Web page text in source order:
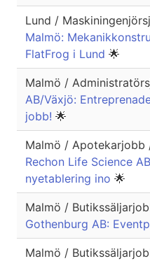
Lund /
Malmö:
FlatFrog i Lund 🌟
Malmö /
AB/Växjö:
jobb! 🌟
Malmö / Apotekarjobb
Rechon Life Science
nyetablering ino 🌟
Malmö /
Gothenburg AB:
Malmö /